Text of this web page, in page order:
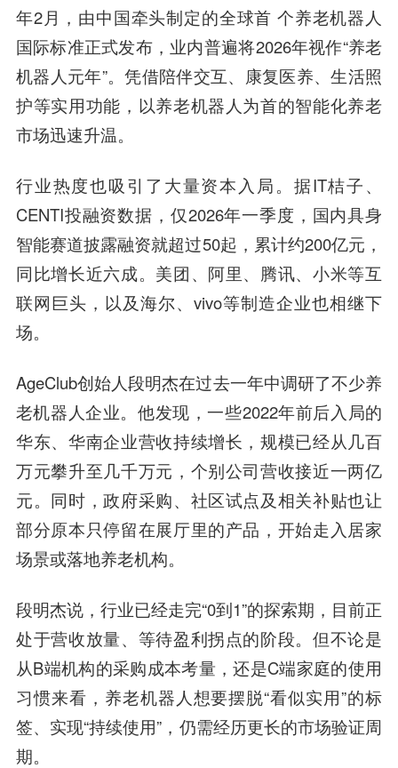
年2月，由中国牵头制定的全球首 个养老机器人
国际标准正式发布，业内普遍将2026年视作“养老
机器人元年”。凭借陪伴交互、康复医养、生活照
护等实用功能，以养老机器人为首的智能化养老
市场迅速升温。
行业热度也吸引了大量资本入局。据IT桔子、
CENTI投融资数据，仅2026年一季度，国内具身
智能赛道披露融资就超过50起，累计约200亿元，
同比增长近六成。美团、阿里、腾讯、小米等互
联网巨头，以及海尔、vivo等制造企业也相继下
场。
AgeClub创始人段明杰在过去一年中调研了不少养
老机器人企业。他发现，一些2022年前后入局的
华东、华南企业营收持续增长，规模已经从几百
万元攀升至几千万元，个别公司营收接近一两亿
元。同时，政府采购、社区试点及相关补贴也让
部分原本只停留在展厅里的产品，开始走入居家
场景或落地养老机构。
段明杰说，行业已经走完“0到1”的探索期，目前正
处于营收放量、等待盈利拐点的阶段。但不论是
从B端机构的采购成本考量，还是C端家庭的使用
习惯来看，养老机器人想要摆脱“看似实用”的标
签、实现“持续使用”，仍需经历更长的市场验证周
期。